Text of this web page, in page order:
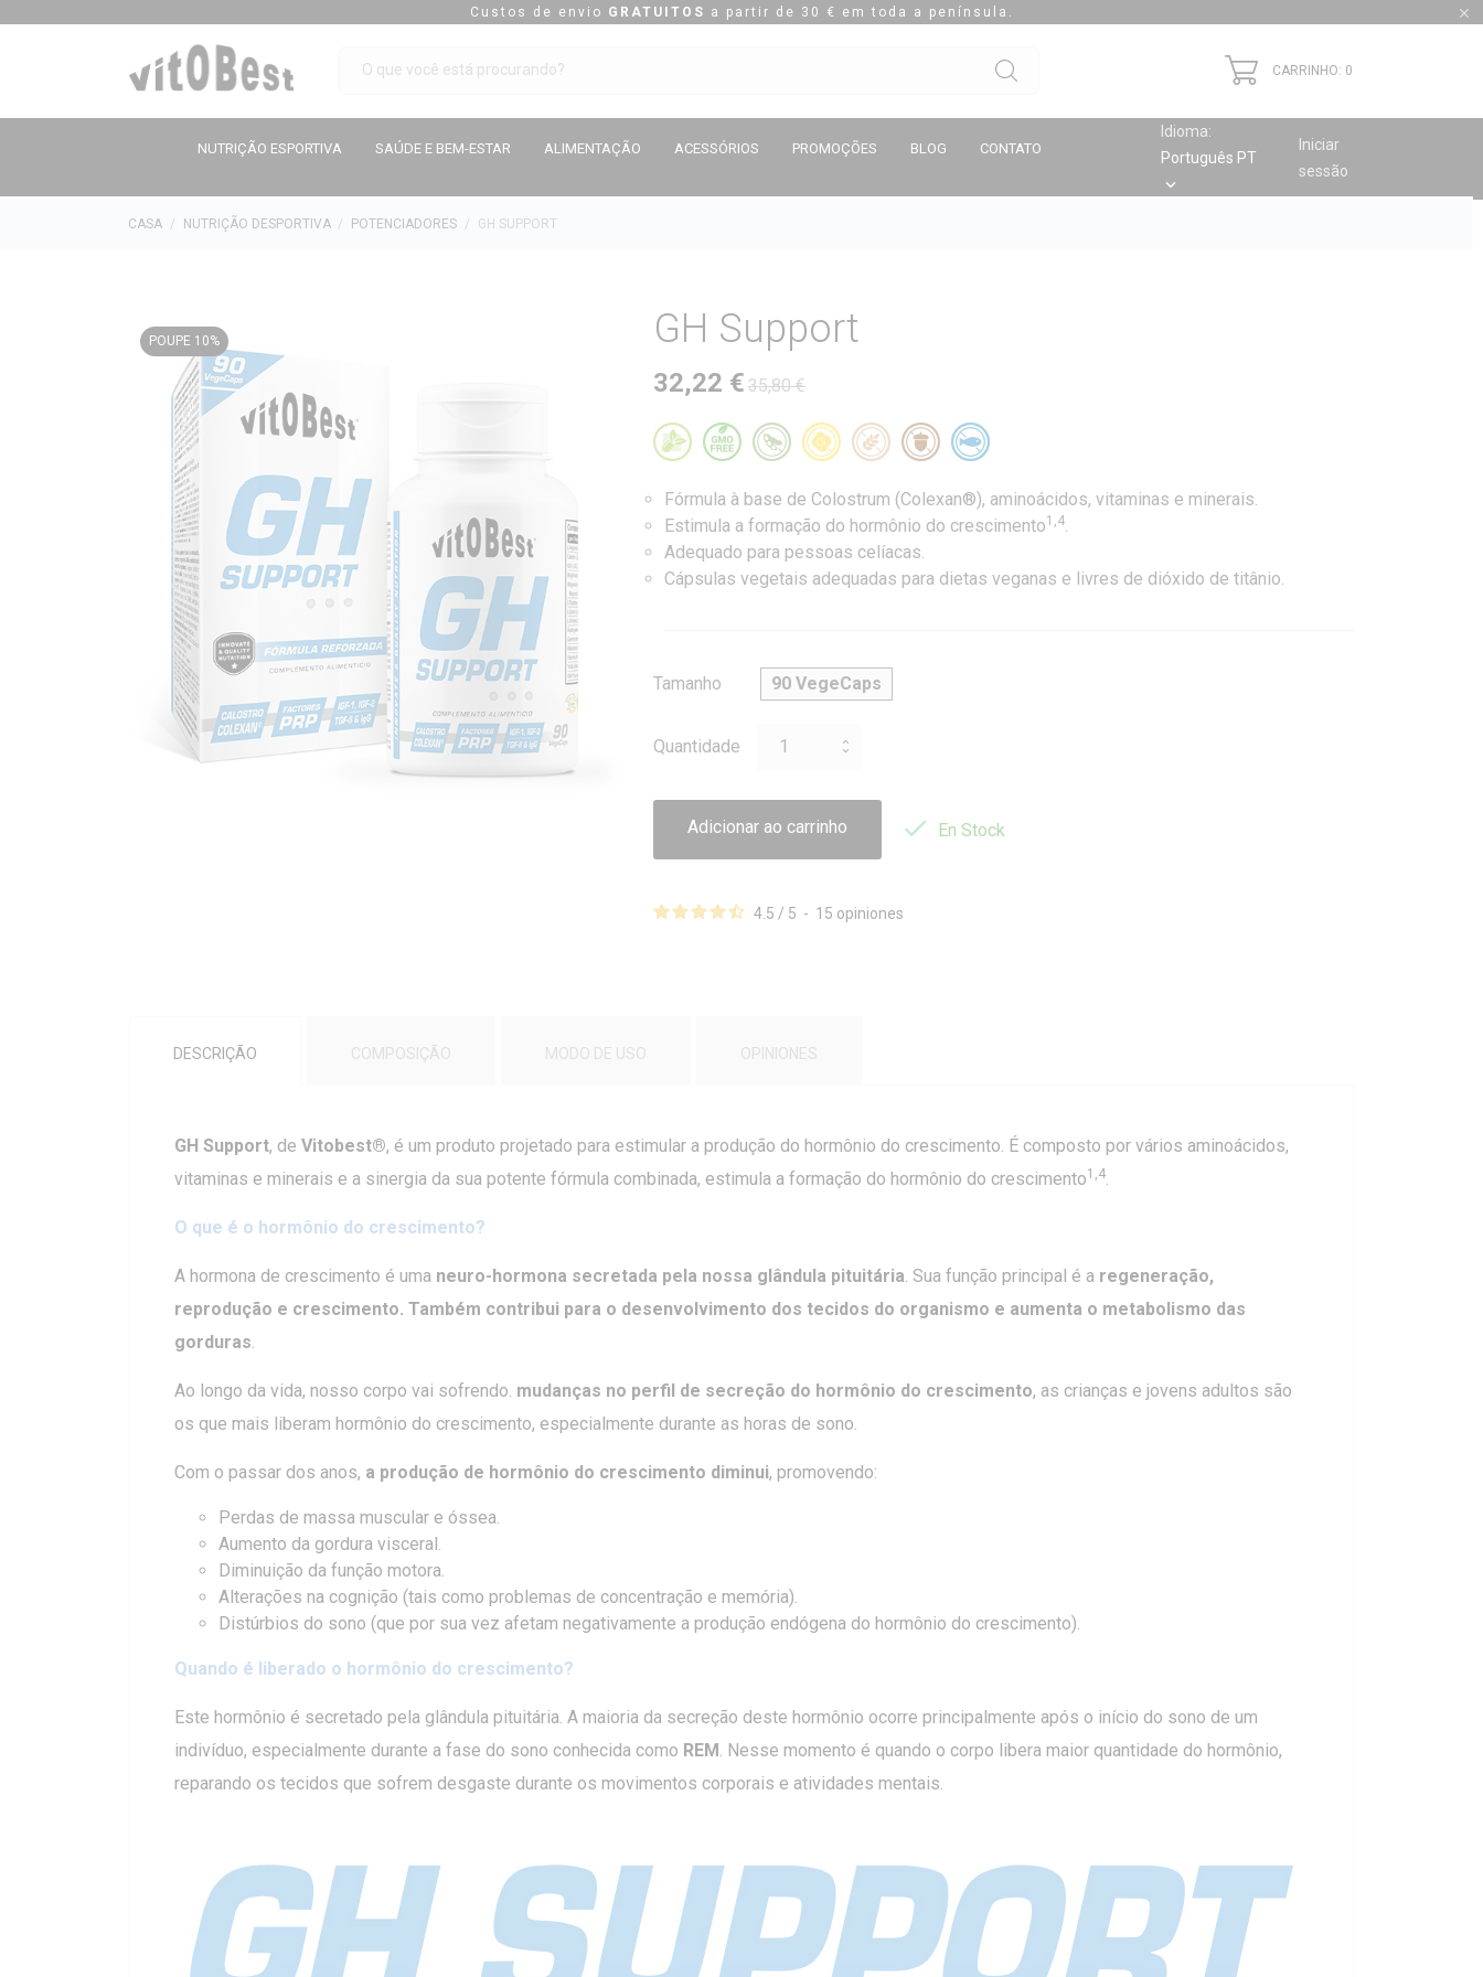
Custos de envio GRATUITOS a partir de 30 € em toda a península. 
CARRINHO: 0
NUTRIÇÃO ESPORTIVA SAÚDE E BEM-ESTAR ALIMENTAÇÃO ACESSÓRIOS PROMOÇÕES BLOG CONTATO
Idioma:
Português PT
keyboard_arrow_down
Iniciar
sessão
CASA NUTRIÇÃO DESPORTIVA POTENCIADORES GH SUPPORT
POUPE 10% GH Support
32,22 € 35,80 €
Fórmula à base de Colostrum (Colexan®), aminoácidos, vitaminas e minerais.
Estimula a formação do hormônio do crescimento1,4.
Adequado para pessoas celíacas.
Cápsulas vegetais adequadas para dietas veganas e livres de dióxido de titânio.
Tamanho 90 VegeCaps
Quantidade
Adicionar ao carrinho  En Stock
4.5 / 5 - 15 opiniones
DESCRIÇÃO COMPOSIÇÃO MODO DE USO OPINIONES
GH Support, de Vitobest®, é um produto projetado para estimular a produção do hormônio do crescimento. É composto por vários aminoácidos,
vitaminas e minerais e a sinergia da sua potente fórmula combinada, estimula a formação do hormônio do crescimento1,4.
O que é o hormônio do crescimento?
A hormona de crescimento é uma neuro-hormona secretada pela nossa glândula pituitária. Sua função principal é a regeneração,
reprodução e crescimento. Também contribui para o desenvolvimento dos tecidos do organismo e aumenta o metabolismo das
gorduras.
Ao longo da vida, nosso corpo vai sofrendo. mudanças no perfil de secreção do hormônio do crescimento, as crianças e jovens adultos são
os que mais liberam hormônio do crescimento, especialmente durante as horas de sono.
Com o passar dos anos, a produção de hormônio do crescimento diminui, promovendo:
Perdas de massa muscular e óssea.
Aumento da gordura visceral.
Diminuição da função motora.
Alterações na cognição (tais como problemas de concentração e memória).
Distúrbios do sono (que por sua vez afetam negativamente a produção endógena do hormônio do crescimento).
Quando é liberado o hormônio do crescimento?
Este hormônio é secretado pela glândula pituitária. A maioria da secreção deste hormônio ocorre principalmente após o início do sono de um
indivíduo, especialmente durante a fase do sono conhecida como REM. Nesse momento é quando o corpo libera maior quantidade do hormônio,
reparando os tecidos que sofrem desgaste durante os movimentos corporais e atividades mentais.